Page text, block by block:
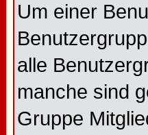
Um einer
alle
manche sind
Gruppe